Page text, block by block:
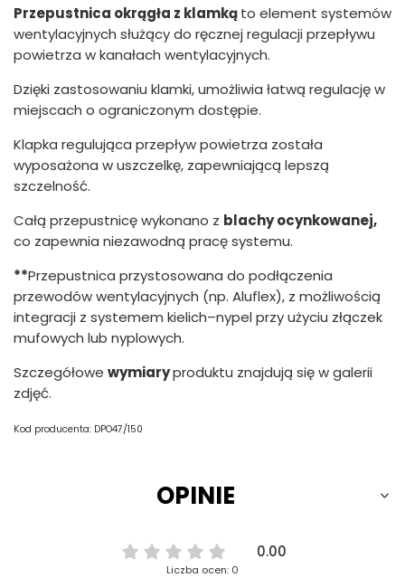
Przepustnica okrągła z klamkąto element systemów
wentylacyjnych służący do ręcznej regulacji przepływu
powietrza w kanałach wentylacyjnych.
Dzięki zastosowaniu klamki, umożliwia łatwą regulację w
miejscach o ograniczonym dostępie.
Klapka regulująca przepływ powietrza została
wyposażona w uszczelkę, zapewniającą lepszą
szczelność.
Całą przepustnicę wykonano z blachy ocynkowanej,
co zapewnia niezawodną pracę systemu.
**Przepustnica przystosowana do podłączenia
przewodów wentylacyjnych (np. Aluflex), z możliwością
integracji z systemem kielich–nypel przy użyciu złączek
mufowych lub nyplowych.
Szczegółowe wymiaryproduktu znajdują się w galerii
zdjęć.
Kod producenta: DPO47/150
OPINIE
0.00
Liczba ocen: 0